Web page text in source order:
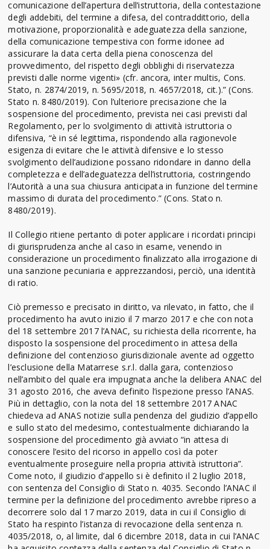
comunicazione dell’apertura dell’istruttoria, della contestazione
degli addebiti, del termine a difesa, del contraddittorio, della
motivazione, proporzionalità e adeguatezza della sanzione,
della comunicazione tempestiva con forme idonee ad
assicurare la data certa della piena conoscenza del
provvedimento, del rispetto degli obblighi di riservatezza
previsti dalle norme vigenti» (cfr. ancora, inter multis, Cons.
Stato, n. 2874/2019, n. 5695/2018, n. 4657/2018, cit.).” (Cons.
Stato n. 8480/2019). Con l’ulteriore precisazione che la
sospensione del procedimento, prevista nei casi previsti dal
Regolamento, per lo svolgimento di attività istruttoria o
difensiva, “è in sé legittima, rispondendo alla ragionevole
esigenza di evitare che le attività difensive e lo stesso
svolgimento dell’audizione possano ridondare in danno della
completezza e dell’adeguatezza dell’istruttoria, costringendo
l’Autorità a una sua chiusura anticipata in funzione del termine
massimo di durata del procedimento.” (Cons. Stato n.
8480/2019).
Il Collegio ritiene pertanto di poter applicare i ricordati principi
di giurisprudenza anche al caso in esame, venendo in
considerazione un procedimento finalizzato alla irrogazione di
una sanzione pecuniaria e apprezzandosi, perciò, una identità
di ratio.
Ciò premesso e precisato in diritto, va rilevato, in fatto, che il
procedimento ha avuto inizio il 7 marzo 2017 e che con nota
del 18 settembre 2017 l’ANAC, su richiesta della ricorrente, ha
disposto la sospensione del procedimento in attesa della
definizione del contenzioso giurisdizionale avente ad oggetto
l’esclusione della Matarrese s.r.l. dalla gara, contenzioso
nell’ambito del quale era impugnata anche la delibera ANAC del
31 agosto 2016, che aveva definito l’ispezione presso l’ANAS.
Più in dettaglio, con la nota del 18 settembre 2017 ANAC
chiedeva ad ANAS notizie sulla pendenza del giudizio d’appello
e sullo stato del medesimo, contestualmente dichiarando la
sospensione del procedimento già avviato “in attesa di
conoscere l’esito del ricorso in appello così da poter
eventualmente proseguire nella propria attività istruttoria”.
Come noto, il giudizio d’appello si è definito il 2 luglio 2018,
con sentenza del Consiglio di Stato n. 4035. Secondo l’ANAC il
termine per la definizione del procedimento avrebbe ripreso a
decorrere solo dal 17 marzo 2019, data in cui il Consiglio di
Stato ha respinto l’istanza di revocazione della sentenza n.
4035/2018, o, al limite, dal 6 dicembre 2018, data in cui l’ANAC